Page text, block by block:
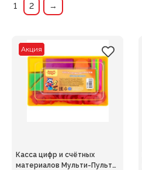
1
2 →
Акция
Касса цифр и счётных
материалов Мульти-Пульти